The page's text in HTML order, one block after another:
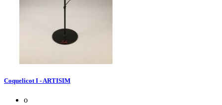
Coquelicot I - ARTISIM
o